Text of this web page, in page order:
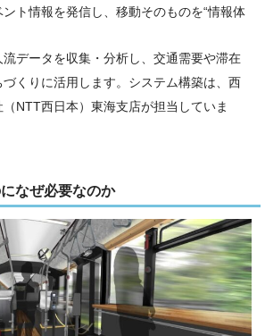
ト情報を発信し、移動そのものを“情報体
流データを収集・分析し、交通需要や滞在
くりに活用します。システム構築は、西
NTT西日本）東海支店が担当していま
なぜ必要なのか